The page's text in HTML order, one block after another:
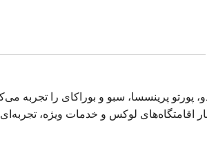
پورتو پرینسسا، سبو و بوراکای را تجربه
اقامتگاه‌های لوکس و خدمات ویژه، تجربه‌ای